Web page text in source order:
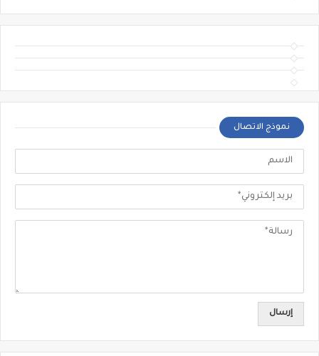
نموذج الاتصال